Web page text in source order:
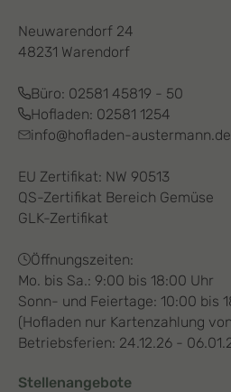
Neuwarendorf 24
48231 Warendorf
Büro: 02581 45819 - 50
Hofladen: 02581 1254
info@hofladen-austermann.de
EU Zertifikat: NW 90513
QS-Zertifikat Bereich Gemüse
GLK-Zertifikat
Öffnungszeiten:
Mo. bis Sa.: 9:00 bis 18:00 Uhr
Sonn- und Feiertage: 10:00 bis
(Hofladen nur Kartenzahlung
Betriebsferien: 24.12.26 -
Stellenangebote